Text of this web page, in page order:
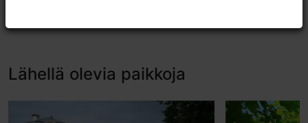
Lähellä olevia paikkoja